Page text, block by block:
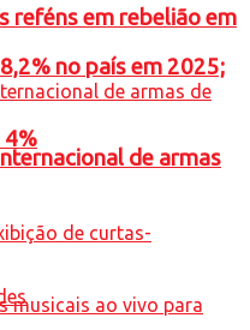
no país em 2025;
4%
reféns em rebelião em
de armas